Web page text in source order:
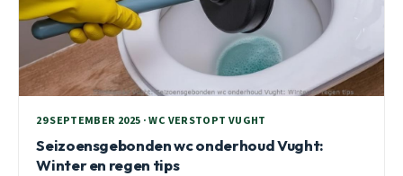
29 SEPTEMBER 2025 · WC VERSTOPT VUGHT
Seizoensgebonden wc onderhoud Vught:
Winter en regen tips